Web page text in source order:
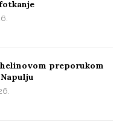
preporukom